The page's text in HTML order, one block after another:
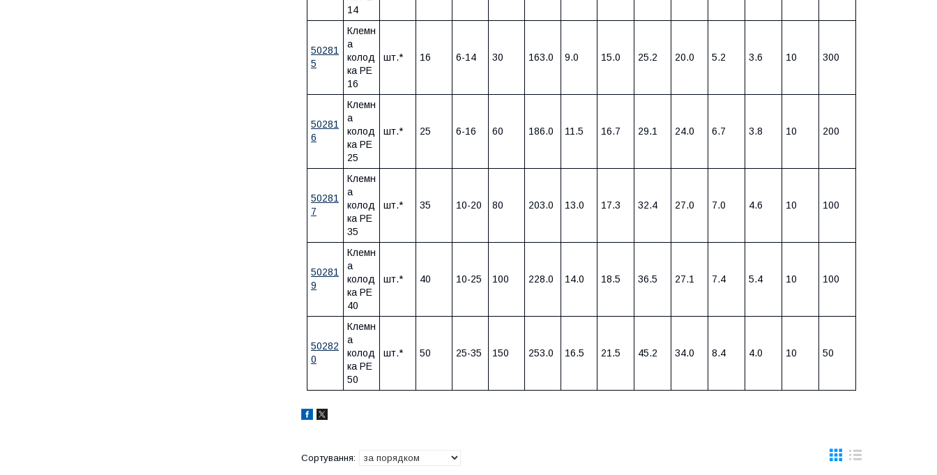
14
50281
5
Клемн
а
колод
ка PE
16
шт.* 16 6-14 30 163.0 9.0 15.0 25.2 20.0 5.2 3.6 10 300
50281
6
Клемн
а
колод
ка PE
25
шт.* 25 6-16 60 186.0 11.5 16.7 29.1 24.0 6.7 3.8 10 200
50281
7
Клемн
а
колод
ка PE
35
шт.* 35 10-20 80 203.0 13.0 17.3 32.4 27.0 7.0 4.6 10 100
50281
9
Клемн
а
колод
ка PE
40
шт.* 40 10-25 100 228.0 14.0 18.5 36.5 27.1 7.4 5.4 10 100
50282
0
Клемн
а
колод
ка PE
50
шт.* 50 25-35 150 253.0 16.5 21.5 45.2 34.0 8.4 4.0 10 50